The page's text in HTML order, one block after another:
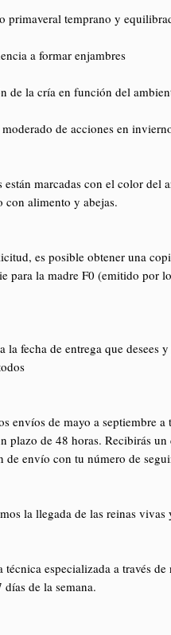
primaveral temprano y
a formar enjambres
de la cría en función del
de acciones en
están marcadas con el color del
con alimento y abejas.
es posible obtener una
para la madre F0 (emitido por
la fecha de entrega que desees
envíos de mayo a septiembre
plazo de 48 horas. Recibirás
de envío con tu número de
la llegada de las reinas
técnica especializada a través
de la semana.